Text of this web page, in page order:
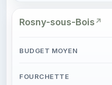
Rosny-sous-Bois